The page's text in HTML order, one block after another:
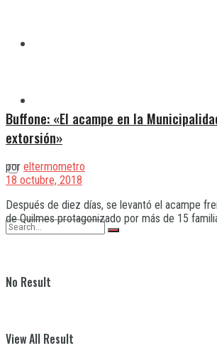
No Result
View All Result
Buffone: «El acampe en la
extorsión»
por eltermometro
18 octubre, 2018
Después de diez días, se levantó el acampe
de Quilmes protagonizado por más de 15